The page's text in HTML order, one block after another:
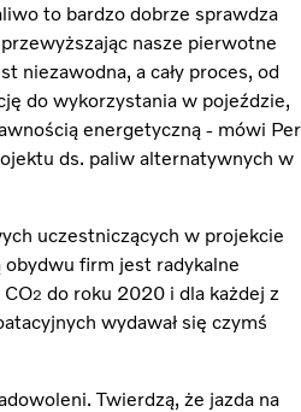
to bardzo dobrze sprawdza
nasze pierwotne
niezawodna, a cały proces, od
do wykorzystania w pojeździe,
energetyczną - mówi Per
ds. paliw alternatywnych w
uczestniczących w projekcie
firm jest radykalne
2 do roku 2020 i dla każdej z
wydawał się czymś
Twierdzą, że jazda na